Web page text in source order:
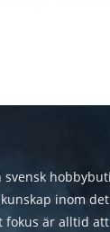
svensk
inom
fokus är alltid